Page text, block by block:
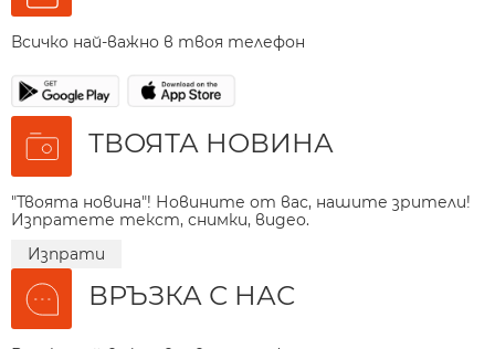
Всичко най-важно в твоя телефон
ТВОЯТА НОВИНА
"Твоята новина"! Новините от вас, нашите зрители!
Изпратете текст, снимки, видео.
Изпрати
ВРЪЗКА С НАС